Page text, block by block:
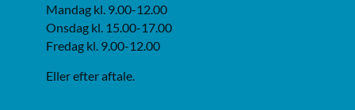
Mandag kl. 9.00-12.00
Onsdag kl. 15.00-17.00
Fredag kl. 9.00-12.00
Eller efter aftale.